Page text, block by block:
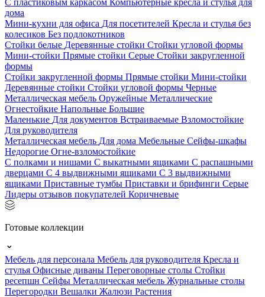
С пластиковым каркасом Компьютерные кресла и стулья для
дома
Мини-кухни для офиса Для посетителей Кресла и стулья без
колесиков Без подлокотников
Стойки белые Деревянные стойки Стойки угловой формы
Мини-стойки Прямые стойки Серые Стойки закругленной
формы
Стойки закругленной формы Прямые стойки Мини-стойки
Деревянные стойки Стойки угловой формы Черные
Металлическая мебель Оружейные Металлические
Огнестойкие Напольные Большие
Маленькие Для документов Встраиваемые Взломостойкие
Для руководителя
Металлическая мебель Для дома Мебельные Сейфы-шкафы
Недорогие Огне-взломостойкие
С полками и нишами С выкатными ящиками С распашными
дверцами С 4 выдвижными ящиками С 3 выдвижными
ящиками Приставные тумбы Приставки и брифинги Серые
Лидеры отзывов покупателей Коричневые
Готовые коллекции
Мебель для персонала Мебель для руководителя Кресла и
стулья Офисные диваны Переговорные столы Стойки
ресепшн Сейфы Металлическая мебель Журнальные столы
Перегородки Вешалки Жалюзи Растения